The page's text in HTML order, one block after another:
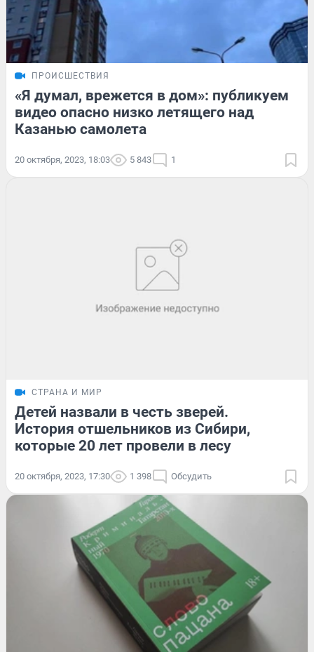
ПРОИСШЕСТВИЯ
«Я думал, врежется в дом»: публикуем
видео опасно низко летящего над
Казанью самолета
20 октября, 2023, 18:03 5 843 1
СТРАНА И МИР
Детей назвали в честь зверей.
История отшельников из Сибири,
которые 20 лет провели в лесу
20 октября, 2023, 17:30 1 398 Обсудить